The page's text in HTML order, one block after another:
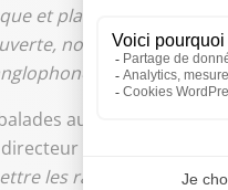
et places plus limitées."
nous verrons bien
et espagnole."
au crépuscule, des "
adjoint du Pic
les randonneurs à